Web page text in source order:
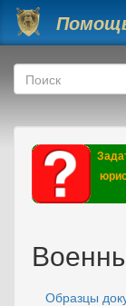
Перейти к
Форма
Поиск
Образцы